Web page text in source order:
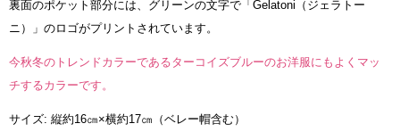
裏面のポケット部分には、グリーンの文字で「Gelatoni（ジェラトー
ニ）」のロゴがプリントされています。
今秋冬のトレンドカラーであるターコイズブルーのお洋服にもよくマッ
チするカラーです。
サイズ: 縦約16㎝×横約17㎝（ベレー帽含む）